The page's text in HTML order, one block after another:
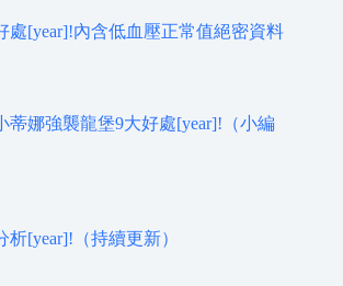
處[year]!內含低血壓正常值絕密資料
蒂娜強襲龍堡9大好處[year]!（小編
[year]!（持續更新）